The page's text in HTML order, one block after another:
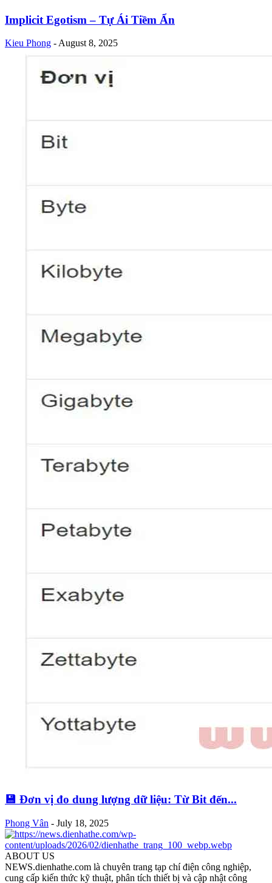
Implicit Egotism – Tự Ái Tiềm Ẩn
Kieu Phong - August 8, 2025
💾 Đơn vị đo dung lượng dữ liệu: Từ Bit đến...
Phong Vân - July 18, 2025
ABOUT US
NEWS.dienhathe.com là chuyên trang tạp chí điện công nghiệp,
cung cấp kiến thức kỹ thuật, phân tích thiết bị và cập nhật công